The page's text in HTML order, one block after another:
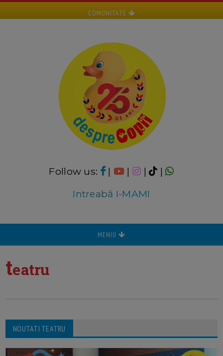
COMUNITATE
Follow us: | | |
|
Intreabă I-MAMI
MENIU
teatru
NOUTATI TEATRU